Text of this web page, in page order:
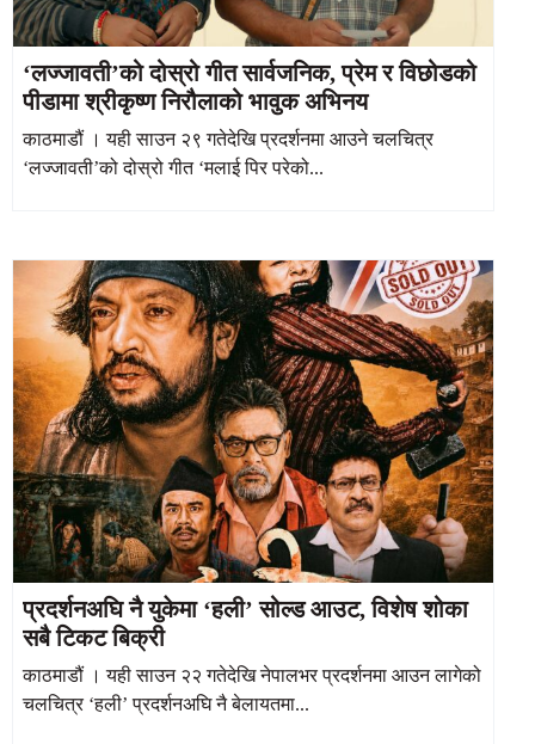
‘लज्जावती’को दोस्रो गीत सार्वजनिक, प्रेम र विछोडको
पीडामा श्रीकृष्ण निरौलाको भावुक अभिनय
काठमाडौं । यही साउन २९ गतेदेखि प्रदर्शनमा आउने चलचित्र
‘लज्जावती’को दोस्रो गीत ‘मलाई पिर परेको...
प्रदर्शनअघि नै युकेमा ‘हली’ सोल्ड आउट, विशेष शोका
सबै टिकट बिक्री
काठमाडौं । यही साउन २२ गतेदेखि नेपालभर प्रदर्शनमा आउन लागेको
चलचित्र ‘हली’ प्रदर्शनअघि नै बेलायतमा...